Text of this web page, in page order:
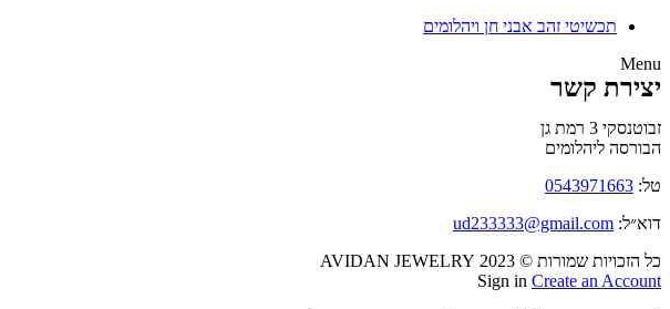
תכשיטי זהב אבני חן ויהלומים
Menu
יצירת קשר
זבוטנסקי 3 רמת גן
הבורסה ליהלומים
טל: 0543971663
דוא״ל: ud233333@gmail.com
כל הזכויות שמורות © 2023 AVIDAN JEWELRY
Sign in Create an Account